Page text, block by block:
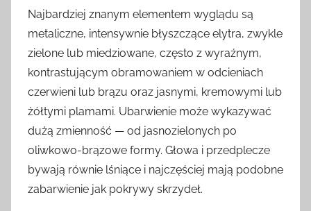
Najbardziej znanym elementem wyglądu są
metaliczne, intensywnie błyszczące elytra, zwykle
zielone lub miedziowane, często z wyraźnym,
kontrastującym obramowaniem w odcieniach
czerwieni lub brązu oraz jasnymi, kremowymi lub
żółtymi plamami. Ubarwienie może wykazywać
dużą zmienność — od jasnozielonych po
oliwkowo-brązowe formy. Głowa i przedplecze
bywają równie lśniące i najczęściej mają podobne
zabarwienie jak pokrywy skrzydeł.